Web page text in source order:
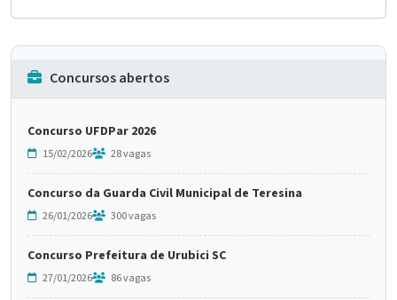
Concursos abertos
Concurso UFDPar 2026
15/02/2026 28 vagas
Concurso da Guarda Civil Municipal de Teresina
26/01/2026 300 vagas
Concurso Prefeitura de Urubici SC
27/01/2026 86 vagas